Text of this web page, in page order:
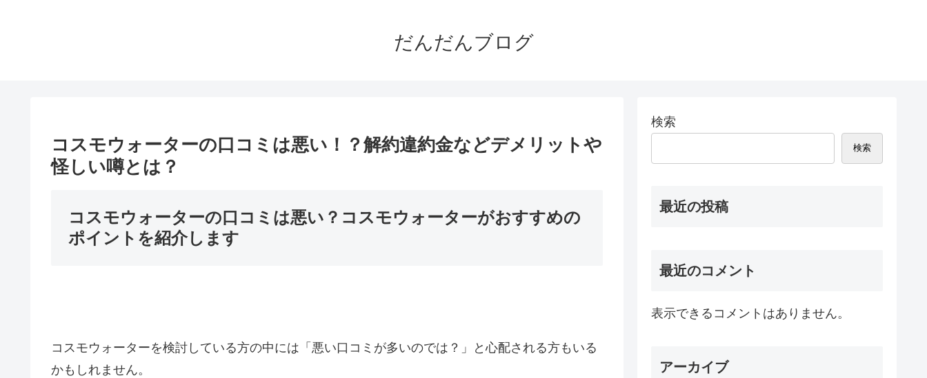
だんだんブログ
コスモウォーターの口コミは悪い！？解約違約金などデメリットや
怪しい噂とは？
コスモウォーターの口コミは悪い？コスモウォーターがおすすめの
ポイントを紹介します
コスモウォーターを検討している方の中には「悪い口コミが多いのでは？」と心配される方もいる
かもしれません。
検索
検索
最近の投稿
最近のコメント
表示できるコメントはありません。
アーカイブ